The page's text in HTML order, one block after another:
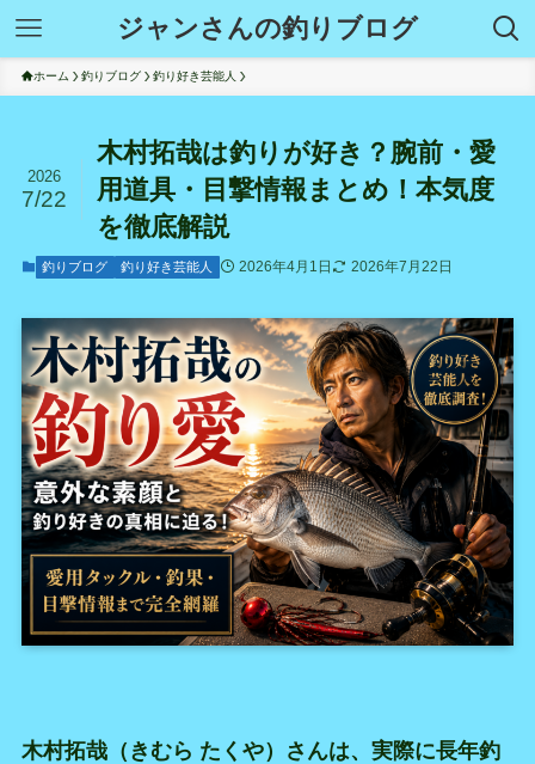
ジャンさんの釣りブログ
ホーム 釣りブログ 釣り好き芸能人
木村拓哉は釣りが好き？腕前・愛
用道具・目撃情報まとめ！本気度
を徹底解説
2026
7/22
釣りブログ 釣り好き芸能人 2026年4月1日 2026年7月22日
木村拓哉（きむら たくや）さんは、実際に長年釣